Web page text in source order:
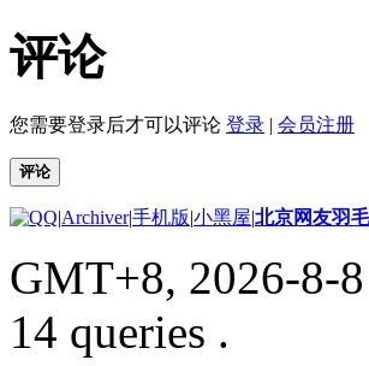
评论
您需要登录后才可以评论 登录 | 会员注册
评论
|Archiver|手机版|小黑屋|北京网友羽
GMT+8, 2026-8-
14 queries .